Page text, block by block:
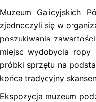
Muzeum Galicyjskich
zjednoczyli się w
poszukiwania
miejsc wydobycia ropy
próbki sprzętu na
końca tradycyjny
Ekspozycja muzeum